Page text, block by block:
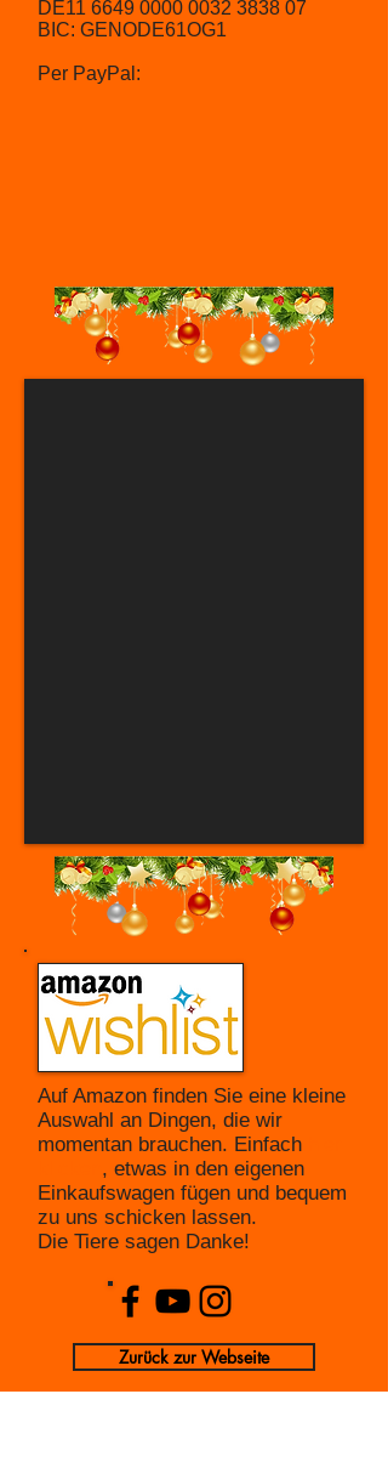
DE11 6649 0000 0032 3838 07
BIC: GENODE61OG1​
Per PayPal:
Auf Amazon finden Sie eine kleine
Auswahl an Dingen, die wir
momentan brauchen. Einfach
, etwas in den eigenen
Einkaufswagen fügen und bequem
zu uns schicken lassen.
Die Tiere sagen Danke!
Zurück zur Webseite